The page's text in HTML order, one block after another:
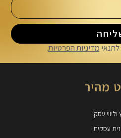
מדיניות הפרטיות.
מהיר
וליווי עסקי
עסקית